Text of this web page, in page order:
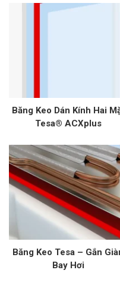
Băng Keo Dán Kính Hai
Tesa® ACXplus
Băng Keo Tesa – Gắn
Bay Hơi